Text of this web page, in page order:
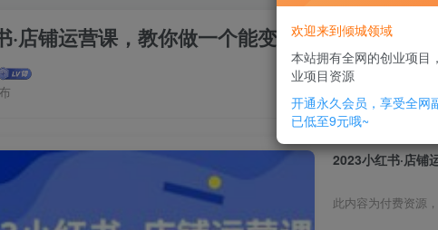
·店铺运营课，教你做一个能变现的小红书店铺
2023小红书·店铺
此内容为付费资源
欢迎来到倾城领域
本站拥有全网的创业项目
业项目资源
开通永久会员，享受全网
已低至9元哦~